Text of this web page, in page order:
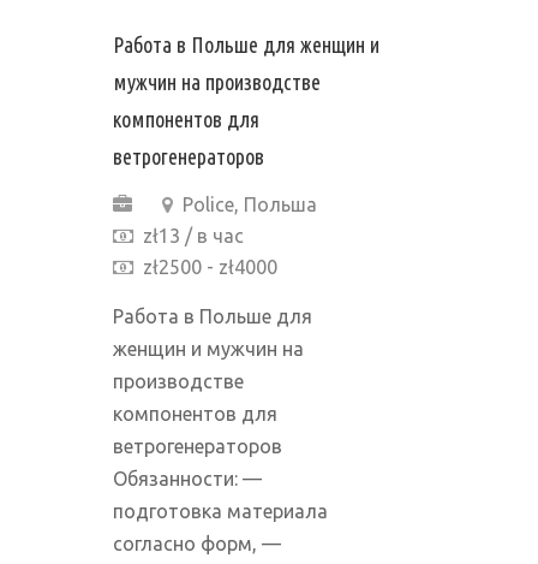
Работа в Польше для женщин и
мужчин на производстве
компонентов для
ветрогенераторов
Police, Польша
zł13 / в час
zł2500 - zł4000
Работа в Польше для
женщин и мужчин на
производстве
компонентов для
ветрогенераторов
Обязанности: —
подготовка материала
согласно форм, —